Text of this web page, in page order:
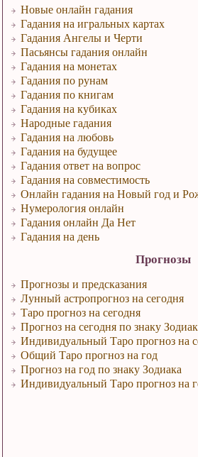
Новые онлайн гадания
Гадания на игральных картах
Гадания Ангелы и Черти
Пасьянсы гадания онлайн
Гадания на монетах
Гадания по рунам
Гадания по книгам
Гадания на кубиках
Народные гадания
Гадания на любовь
Гадания на будущее
Гадания ответ на вопрос
Гадания на совместимость
Онлайн гадания на Новый год и
Нумерология онлайн
Гадания онлайн Да Нет
Гадания на день
Прогнозы
Прогнозы и предсказания
Лунный астропрогноз на сегодня
Таро прогноз на сегодня
Прогноз на сегодня по знаку
Индивидуальный Таро прогноз на
Общий Таро прогноз на год
Прогноз на год по знаку Зодиака
Индивидуальный Таро прогноз на